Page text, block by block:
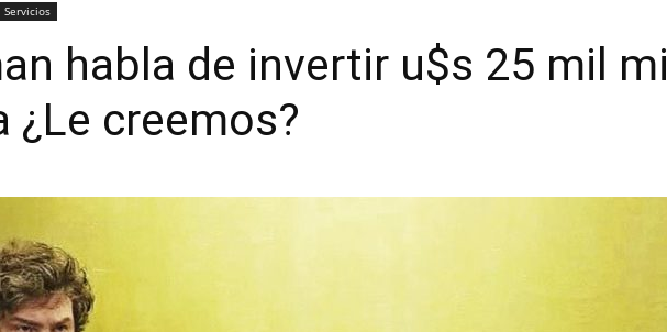
Servicios
habla de invertir u$s 25 mil
¿Le creemos?